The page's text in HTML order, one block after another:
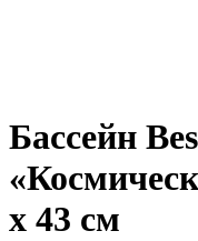
Бассейн
х 43 см